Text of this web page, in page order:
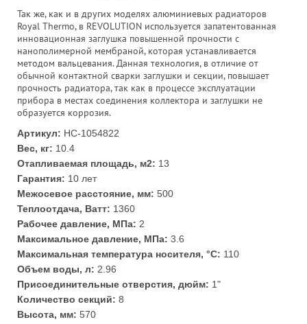
Так же, как и в других моделях алюминиевых радиаторов
Royal Thermo, в REVOLUTION используется запатентованная
инновационная заглушка повышенной прочности с
нанополимерной мембраной, которая устанавливается
методом вальцевания. Данная технология, в отличие от
обычной контактной сварки заглушки и секции, повышает
прочность радиатора, так как в процессе эксплуатации
прибора в местах соединения коллектора и заглушки не
образуется коррозия.
Артикул: НС-1054822
Вес, кг: 10.4
Отапливаемая площадь, м2: 13
Гарантия: 10 лет
Межосевое расстояние, мм: 500
Теплоотдача, Ватт: 1360
Рабочее давление, МПа: 2
Максимальное давление, МПа: 3.6
Максимальная температура носителя, °С: 110
Объем воды, л: 2.96
Присоединительные отверстия, дюйм: 1"
Количество секций: 8
Высота, мм: 570